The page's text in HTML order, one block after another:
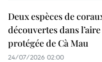
Deux espèces de
découvertes dans
protégée de Cà Mau
24/07/2026 02:00